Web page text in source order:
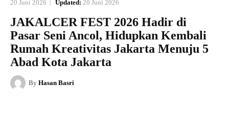
20 Juni 2026 Updated: 20 Juni 2026
JAKALCER FEST 2026 Hadir di
Pasar Seni Ancol, Hidupkan Kembali
Rumah Kreativitas Jakarta Menuju 5
Abad Kota Jakarta
By Hasan Basri